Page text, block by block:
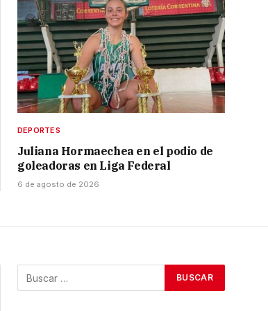
DEPORTES
Juliana Hormaechea en el podio de
goleadoras en Liga Federal
6 de agosto de 2026